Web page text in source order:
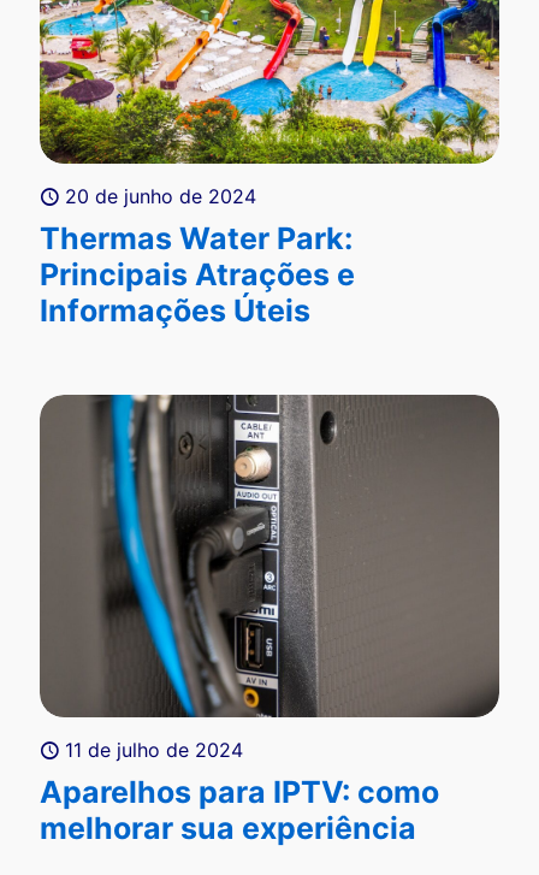
20 de junho de 2024
Thermas Water Park:
Principais Atrações e
Informações Úteis
11 de julho de 2024
Aparelhos para IPTV: como
melhorar sua experiência